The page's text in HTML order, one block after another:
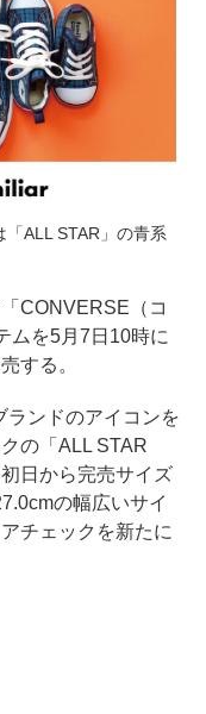
ALL STAR」の青系
CONVERSE（コ
ムを5月7日10時に
する。
ンドのアイコンを
の「ALL STAR
日から完売サイズ
の幅広いサイ
チェックを新たに